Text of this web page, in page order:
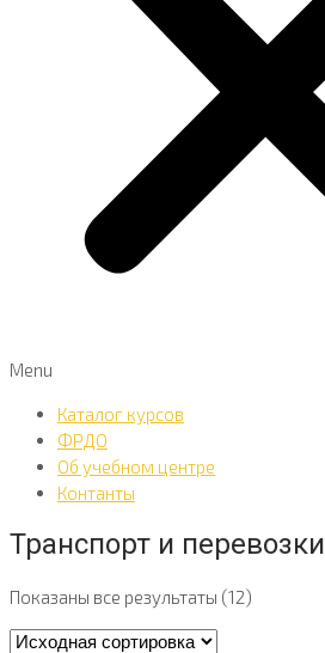
Menu
Каталог курсов
ФРДО
Об учебном центре
Контанты
Транспорт и перевозки
Показаны все результаты (12)